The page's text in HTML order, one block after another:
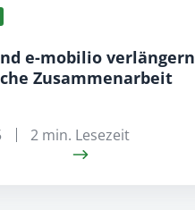
e-mobilio verlängern
Zusammenarbeit
2 min. Lesezeit